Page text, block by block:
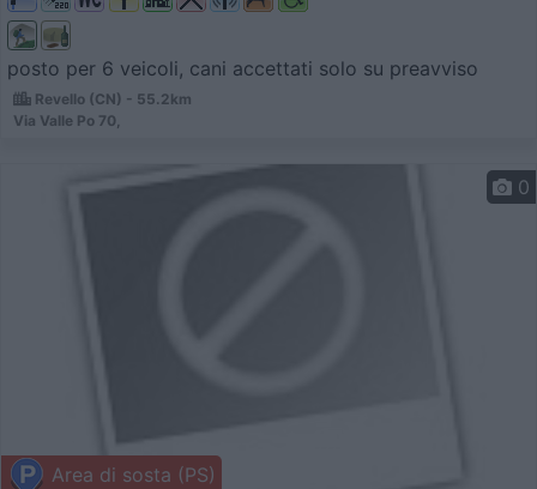
posto per 6 veicoli, cani accettati solo su preavviso
Revello (CN) - 55.2km
Via Valle Po 70,
Area di sosta (PS)
0